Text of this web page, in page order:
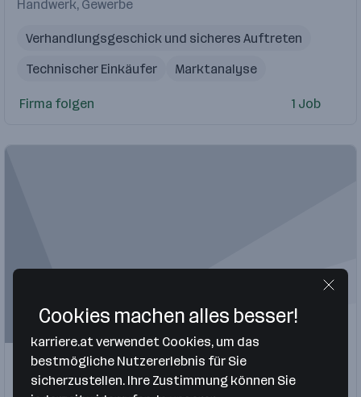
Handwerk, Gewerbe
Verhandlungsgeschick und sicheres Auftreten
Technischer Einkäufer
Marktanalyse
strategischer Projekteinkauf
Führungserfahrung
Firma folgen 1 Job
TIHV Tiroler Immobilien Hausverwaltungs
GmbH
Cookies machen alles besser!
karriere.at verwendet Cookies, um das
bestmögliche Nutzererlebnis für Sie
sicherzustellen. Ihre Zustimmung können Sie